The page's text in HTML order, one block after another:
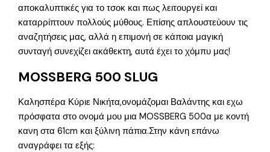
αποκαλυπτικές για το τσοκ και πως λειτουργεί και
καταρρίπτουν πολλούς μύθους. Επίσης απλουστεύουν τις
αναζητήσεις μας, αλλά η επιμονή σε κάποια μαγική
συνταγή συνεχίζει ακάθεκτη, αυτά έχει το χόμπυ μας!
MOSSBERG 500 SLUG
Καλησπέρα Κύριε Νικήτα,ονομάζομαι Βαλάντης και εχω
πρόσφατα στο ονομά μου μια MOSSBERG 500α με κοντή
κανη στα 61cm και ξύλινη πάπια.Στην κάνη επάνω
αναγράφει τα εξής: